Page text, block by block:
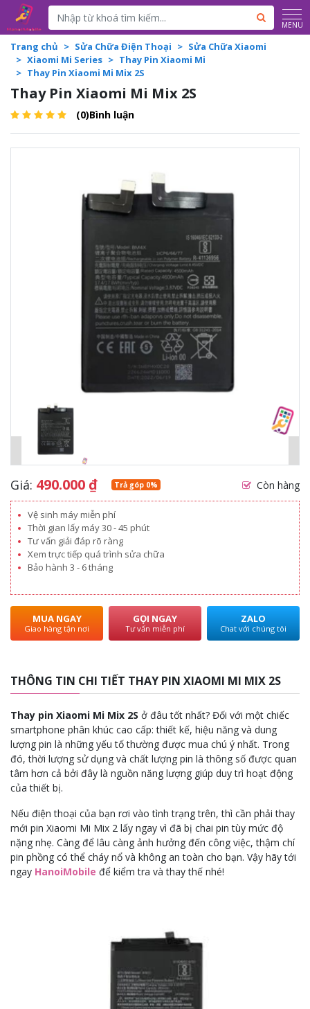
Powered by Translate MENU
Trang chủ Sửa Chữa Điện Thoại
Sửa Chữa Xiaomi
Xiaomi Mi Series
Thay Pin Xiaomi Mi
Thay Pin Xiaomi Mi Mix 2S
Thay Pin Xiaomi Mi Mix 2S
(0)Bình luận
Giá: 490.000 ₫ Trả góp 0% Còn hàng
Vệ sinh máy miễn phí
Thời gian lấy máy 30 - 45 phút
Tư vấn giải đáp rõ ràng
Xem trực tiếp quá trình sửa chữa
Bảo hành 3 - 6 tháng
MUA NGAY
Giao hàng tận nơi
GỌI NGAY
Tư vấn miễn phí
ZALO
Chat với chúng tôi
THÔNG TIN CHI TIẾT THAY PIN XIAOMI MI MIX 2S
Thay pin Xiaomi Mi Mix 2S ở đâu tốt nhất? Đối với một chiếc
smartphone phân khúc cao cấp: thiết kế, hiệu năng và dung
lượng pin là những yếu tố thường được mua chú ý nhất. Trong
đó, thời lượng sử dụng và chất lượng pin là thông số được quan
tâm hơn cả bởi đây là nguồn năng lượng giúp duy trì hoạt động
của thiết bị.
Nếu điện thoại của bạn rơi vào tình trạng trên, thì cần phải thay
mới pin Xiaomi Mi Mix 2 lấy ngay vì đã bị chai pin tùy mức độ
nặng nhẹ. Càng để lâu càng ảnh hưởng đến công việc, thậm chí
pin phồng có thể cháy nổ và không an toàn cho bạn. Vậy hãy tới
ngay HanoiMobile để kiểm tra và thay thế nhé!